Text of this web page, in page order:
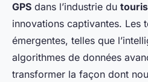
GPS dans l’industrie du
innovations captivantes. Les
émergentes, telles que
algorithmes de données
transformer la façon dont